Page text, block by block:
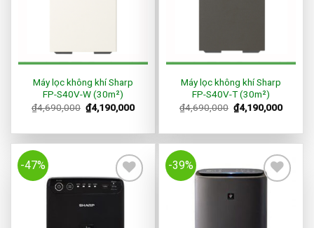
Máy lọc không khí Sharp
FP-S40V-W (30m²)
₫4,690,000 ₫4,190,000
Máy lọc không khí Sharp
FP-S40V-T (30m²)
₫4,690,000 ₫4,190,000
-47% -39%